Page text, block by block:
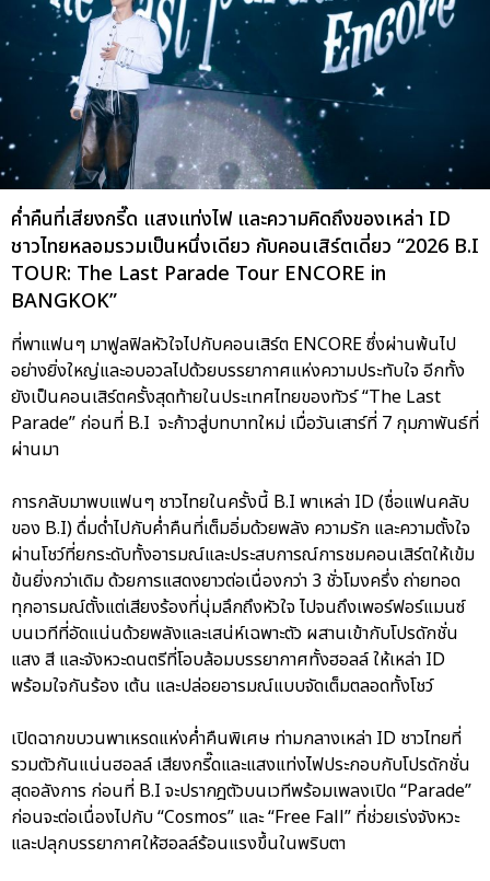
ค่ำคืนที่เสียงกรี๊ด แสงแท่งไฟ และความคิดถึงของเหล่า ID
ชาวไทยหลอมรวมเป็นหนึ่งเดียว กับคอนเสิร์ตเดี่ยว “2026 B.I
TOUR: The Last Parade Tour ENCORE in
BANGKOK”
ที่พาแฟนๆ มาฟูลฟิลหัวใจไปกับคอนเสิร์ต ENCORE ซึ่งผ่านพ้นไป
อย่างยิ่งใหญ่และอบอวลไปด้วยบรรยากาศแห่งความประทับใจ อีกทั้ง
ยังเป็นคอนเสิร์ตครั้งสุดท้ายในประเทศไทยของทัวร์ “The Last
Parade” ก่อนที่ B.I จะก้าวสู่บทบาทใหม่ เมื่อวันเสาร์ที่ 7 กุมภาพันธ์ที่
ผ่านมา
การกลับมาพบแฟนๆ ชาวไทยในครั้งนี้ B.I พาเหล่า ID (ชื่อแฟนคลับ
ของ B.I) ดื่มด่ำไปกับค่ำคืนที่เต็มอิ่มด้วยพลัง ความรัก และความตั้งใจ
ผ่านโชว์ที่ยกระดับทั้งอารมณ์และประสบการณ์การชมคอนเสิร์ตให้เข้ม
ข้นยิ่งกว่าเดิม ด้วยการแสดงยาวต่อเนื่องกว่า 3 ชั่วโมงครึ่ง ถ่ายทอด
ทุกอารมณ์ตั้งแต่เสียงร้องที่นุ่มลึกถึงหัวใจ ไปจนถึงเพอร์ฟอร์แมนซ์
บนเวทีที่อัดแน่นด้วยพลังและเสน่ห์เฉพาะตัว ผสานเข้ากับโปรดักชั่น
แสง สี และจังหวะดนตรีที่โอบล้อมบรรยากาศทั้งฮอลล์ ให้เหล่า ID
พร้อมใจกันร้อง เต้น และปล่อยอารมณ์แบบจัดเต็มตลอดทั้งโชว์
เปิดฉากขบวนพาเหรดแห่งค่ำคืนพิเศษ ท่ามกลางเหล่า ID ชาวไทยที่
รวมตัวกันแน่นฮอลล์ เสียงกรี๊ดและแสงแท่งไฟประกอบกับโปรดักชั่น
สุดอลังการ ก่อนที่ B.I จะปรากฎตัวบนเวทีพร้อมเพลงเปิด “Parade”
ก่อนจะต่อเนื่องไปกับ “Cosmos” และ “Free Fall” ที่ช่วยเร่งจังหวะ
และปลุกบรรยากาศให้ฮอลล์ร้อนแรงขึ้นในพริบตา